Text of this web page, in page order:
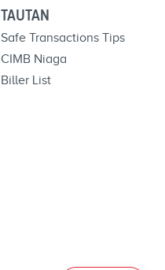
TAUTAN
Safe Transactions Tips
CIMB Niaga
Biller List